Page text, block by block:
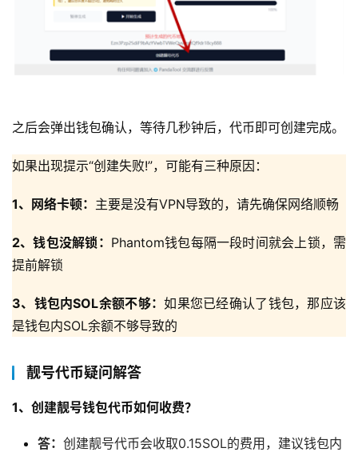
之后会弹出钱包确认，等待几秒钟后，代币即可创建完成。
如果出现提示“创建失败!”，可能有三种原因：
1、网络卡顿： 主要是没有VPN导致的，请先确保网络顺畅
2、钱包没解锁： Phantom钱包每隔一段时间就会上锁，需
提前解锁
3、钱包内SOL余额不够：如果您已经确认了钱包，那应该
是钱包内SOL余额不够导致的
靓号代币疑问解答
1、创建靓号钱包代币如何收费？
答： 创建靓号代币会收取0.15SOL的费用，建议钱包内